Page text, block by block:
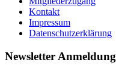
Kontakt
Impressum
Datenschutzerklärung
Newsletter Anmeldung